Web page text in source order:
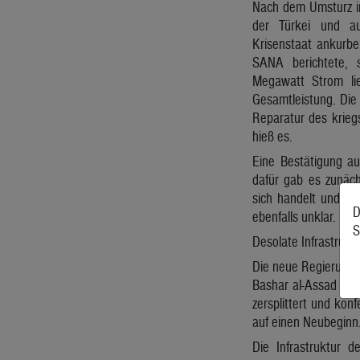
Nach dem Umsturz
der Türkei und
Krisenstaat
SANA berichtete,
Megawatt Strom
Gesamtleistung.
Reparatur des
hieß es.
Eine Bestätigung
dafür gab es
sich handelt und
ebenfalls unklar.
Desolate
Die neue
Bashar al-Assad
zersplittert und
auf einen Neubeginn.
Die Infrastruktur